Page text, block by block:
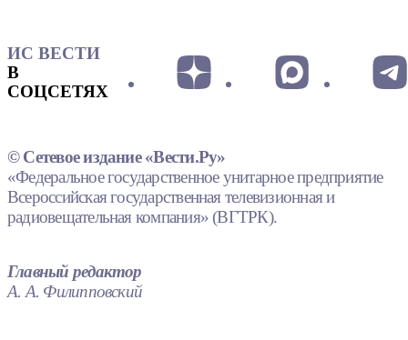
ИС ВЕСТИ
В
СОЦСЕТЯХ
© Сетевое издание «Вести.Ру»
«Федеральное государственное унитарное предприятие
Всероссийская государственная телевизионная и
радиовещательная компания» (ВГТРК).
Главный редактор
А. А. Филипповский